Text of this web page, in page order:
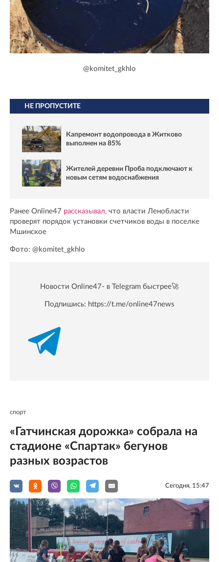
@komitet_gkhlo
НЕ ПРОПУСТИТЕ
Капремонт водопровода в Житково
выполнен на 85%
Жителей деревни Проба подключают к
новым сетям водоснабжения
Ранее Online47 рассказывал, что власти Ленобласти
проверят порядок установки счетчиков воды в поселке
Мшинское
Фото: @komitet_gkhlo
Новости Online47- в Telegram быстрее🚀
Подпишись: https://t.me/online47news
спорт
«Гатчинская дорожка» собрала на
стадионе «Спартак» бегунов
разных возрастов
Сегодня, 15:47